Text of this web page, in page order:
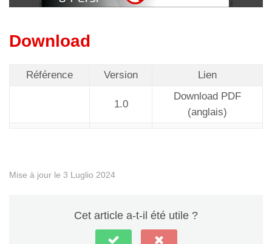
Download
Référence Version Lien
1.0
Download PDF
(anglais)
Mise à jour le 3 Luglio 2024
Cet article a-t-il été utile ?